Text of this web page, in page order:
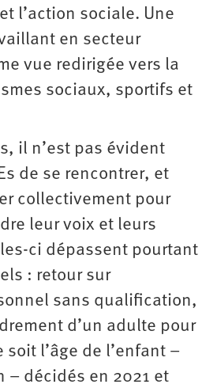
l’action sociale. Une
en secteur
vue redirigée vers la
sociaux, sportifs et
il n’est pas évident
de se rencontrer, et
collectivement pour
leur voix et leurs
ci dépassent pourtant
: retour sur
sans qualification,
d’un adulte pour
l’âge de l’enfant –
– décidés en 2021 et